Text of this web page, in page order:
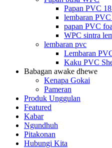
Papan PVC
lembaran
papan PVC
WPC sintra
lembaran pvc
Lembaran
Kaku PVC
Babagan awake dhewe
Kenapa Gokai
Pameran
Produk Unggulan
Featured
Kabar
Ngundhuh
Pitakonan
Hubungi Kita